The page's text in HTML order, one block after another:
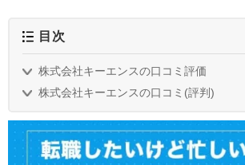
目次
株式会社キーエンスの口コミ評価
株式会社キーエンスの口コミ(評判)